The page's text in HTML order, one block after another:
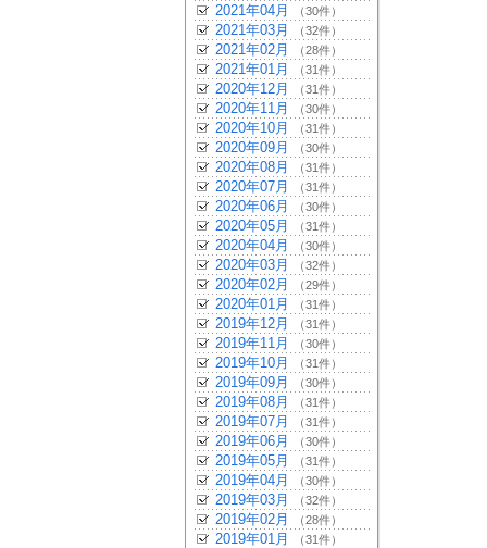
2021年04月 （30件）
2021年03月 （32件）
2021年02月 （28件）
2021年01月 （31件）
2020年12月 （31件）
2020年11月 （30件）
2020年10月 （31件）
2020年09月 （30件）
2020年08月 （31件）
2020年07月 （31件）
2020年06月 （30件）
2020年05月 （31件）
2020年04月 （30件）
2020年03月 （32件）
2020年02月 （29件）
2020年01月 （31件）
2019年12月 （31件）
2019年11月 （30件）
2019年10月 （31件）
2019年09月 （30件）
2019年08月 （31件）
2019年07月 （31件）
2019年06月 （30件）
2019年05月 （31件）
2019年04月 （30件）
2019年03月 （32件）
2019年02月 （28件）
2019年01月 （31件）